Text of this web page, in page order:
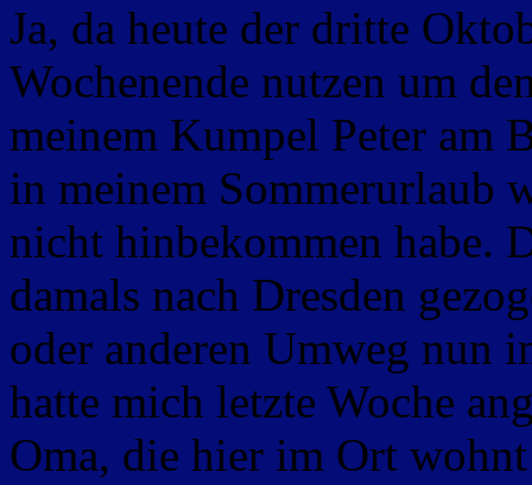
Ja, da heute der dritte
Wochenende nutzen um
meinem Kumpel Peter am
in meinem Sommerurlaub
nicht hinbekommen habe.
damals nach Dresden
oder anderen Umweg nun
hatte mich letzte Woche
Oma, die hier im Ort